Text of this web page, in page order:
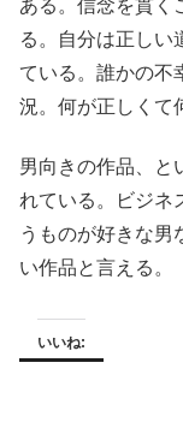
ある。信念を貫く
る。自分は正しい
ている。誰かの不
況。何が正しくて
男向きの作品、と
れている。ビジネ
うものが好きな男
い作品と言える。
いいね: